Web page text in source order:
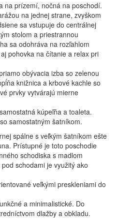
na prízemí, nočná na poschodí.
na jednej strane, zvyškom
sa vstupuje do centrálnej
stolom a priestrannou
sa odohráva na rozľahlom
pohovka na čítanie a relax pri
obývacia izba so zelenou
knižnica a krbové kachle so
prvky vytvárajú mierne
kúpeľňa a toaleta.
samostatným šatníkom.
spálne s veľkým šatníkom ešte
Prístupné je toto poschodie
schodiska s madlom
schodami je využitý ako
veľkými preskleniami do
a minimalistické. Do
dlažby a obkladu.